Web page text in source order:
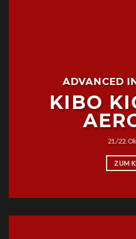
ADVANCED
KIBO
21./22.
ZUM